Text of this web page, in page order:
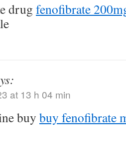
drug fenofibrate
at 13 h 04 min
buy buy fenofibrate